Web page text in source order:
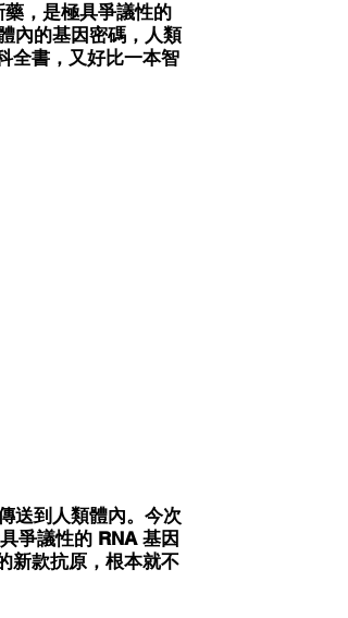
，是極具爭議性的
內的基因密碼，人類
全書，又好比一本智
送到人類體內。今次
爭議性的 RNA 基因
新款抗原，根本就不